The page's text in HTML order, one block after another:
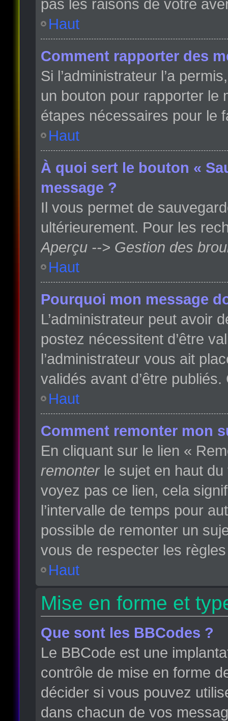
pas les raisons de votre
Haut
Comment rapporter des
Si l’administrateur l’a
un bouton pour rapporter le
étapes nécessaires pour le
Haut
À quoi sert le bouton «
message ?
Il vous permet de
ultérieurement. Pour les
Aperçu --> Gestion des
Haut
Pourquoi mon message
L’administrateur peut avoir
postez nécessitent d’être
l’administrateur vous ait
validés avant d’être
Haut
Comment remonter mon
En cliquant sur le lien «
remonterle sujet en haut du
voyez pas ce lien, cela
l’intervalle de temps pour
possible de remonter un
vous de respecter les
Haut
Mise en forme et
Que sont les BBCodes ?
Le BBCode est une
contrôle de mise en forme
décider si vous pouvez
dans chacun de vos